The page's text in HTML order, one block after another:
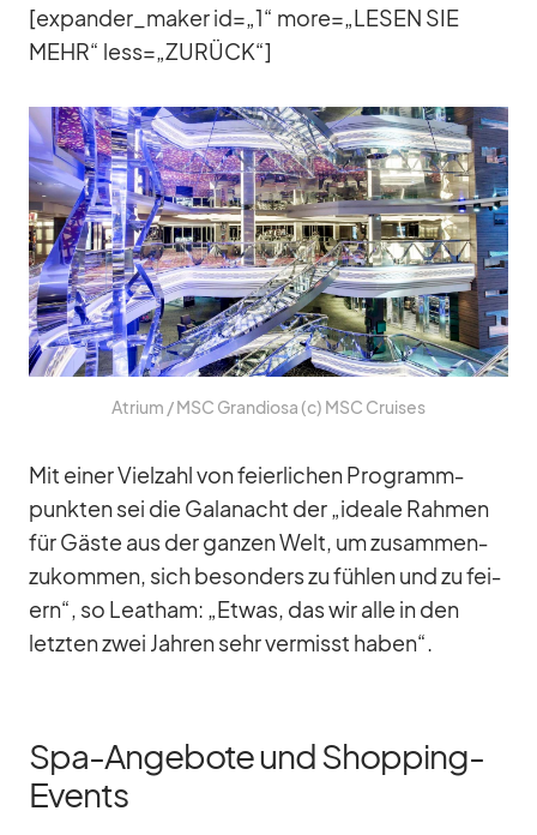
[expander_​maker id=„1“ more=„LESEN SIE
MEHR“ less=„ZURÜCK“]
Atrium /​ MSC Gran­diosa (c) MSC Crui­ses
Mit ei­ner Viel­zahl von fei­er­li­chen Pro­gramm­
punk­ten sei die Ga­la­nacht der „ideale Rah­men
für Gäste aus der gan­zen Welt, um zu­sam­men­
zu­kom­men, sich be­son­ders zu füh­len und zu fei­
ern“, so Leat­ham: „Et­was, das wir alle in den
letz­ten zwei Jah­ren sehr ver­misst ha­ben“.
Spa-Angebote und Shopping-
Events